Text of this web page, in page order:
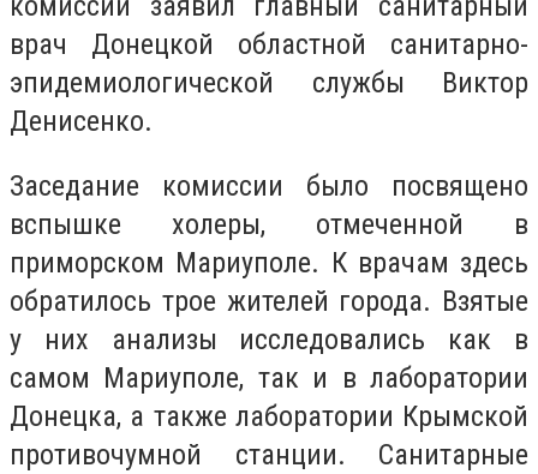
врач Донецкой областной санитарно-
эпидемиологической службы Виктор
Денисенко.
Заседание комиссии было посвящено
вспышке холеры, отмеченной в
приморском Мариуполе. К врачам здесь
обратилось трое жителей города. Взятые
у них анализы исследовались как в
самом Мариуполе, так и в лаборатории
Донецка, а также лаборатории Крымской
противочумной станции. Санитарные